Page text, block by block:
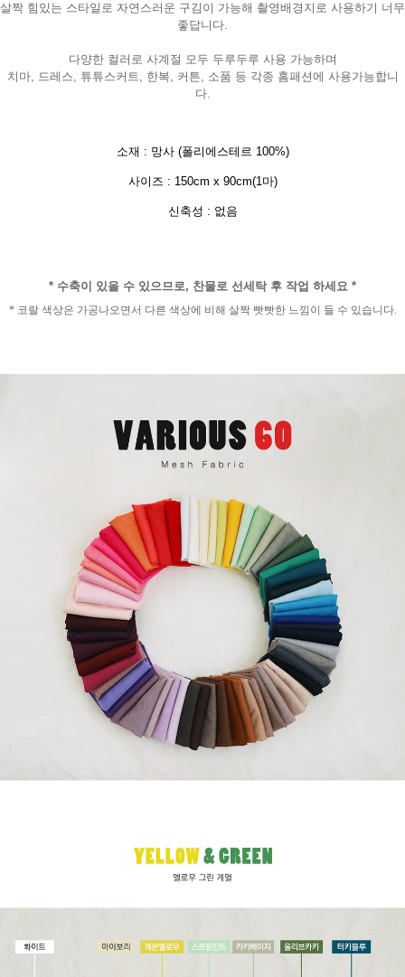
살짝 힘있는 스타일로 자연스러운 구김이 가능해 촬영배경지로 사용하기 너무
좋답니다.
다양한 컬러로 사계절 모두 두루두루 사용 가능하며
치마, 드레스, 튜튜스커트, 한복, 커튼, 소품 등 각종 홈패션에 사용가능합니
다.
소재 : 망사 (폴리에스테르 100%)
사이즈 : 150cm x 90cm(1마)
신축성 : 없음
* 수축이 있을 수 있으므로, 찬물로 선세탁 후 작업 하세요 *
* 코랄 색상은 가공나오면서 다른 색상에 비해 살짝 빳빳한 느낌이 들 수 있습니다.